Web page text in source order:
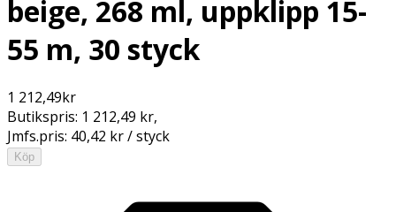
beige, 268 ml, uppklipp 15-
55 m, 30 styck
1 212,49kr
Butikspris: 1 212,49 kr,
Jmfs.pris: 40,42 kr / styck
Köp